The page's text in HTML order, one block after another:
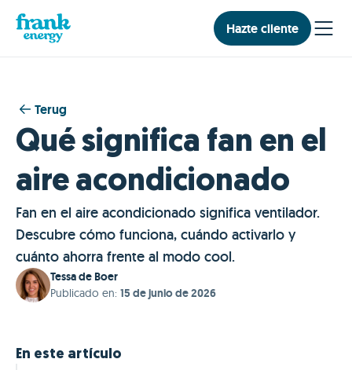
Hazte cliente
Terug
Qué significa fan en el
aire acondicionado
Fan en el aire acondicionado significa ventilador.
Descubre cómo funciona, cuándo activarlo y
cuánto ahorra frente al modo cool.
Tessa de Boer
Publicado en: 15 de junio de 2026
En este artículo